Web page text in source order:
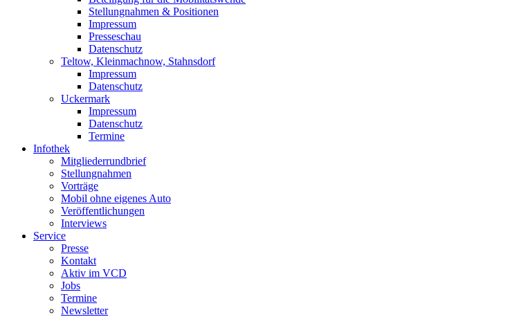
Stellungnahmen & Positionen
Impressum
Presseschau
Datenschutz
Teltow, Kleinmachnow, Stahnsdorf
Impressum
Datenschutz
Uckermark
Impressum
Datenschutz
Termine
Infothek
Mitgliederrundbrief
Stellungnahmen
Vorträge
Mobil ohne eigenes Auto
Veröffentlichungen
Interviews
Service
Presse
Kontakt
Aktiv im VCD
Jobs
Termine
Newsletter